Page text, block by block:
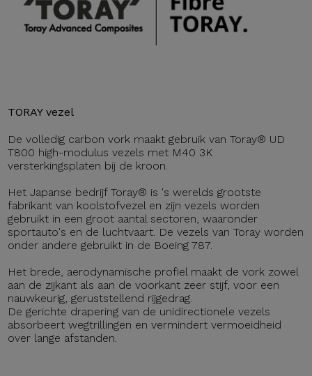
TORAY vezel
De volledig carbon vork maakt gebruik van Toray® UD
T800 high-modulus vezels met M40 3K
versterkingsplaten bij de kroon.
Het Japanse bedrijf Toray® is 's werelds grootste
fabrikant van koolstofvezel en zijn vezels worden
gebruikt in een groot aantal sectoren, waaronder
sportauto's en de luchtvaart. De vezels van Toray worden
onder andere gebruikt in de Boeing 787.
Het brede, aerodynamische profiel maakt de vork zowel
aan de zijkant als aan de voorkant zeer stijf, voor een
nauwkeurig, geruststellend rijgedrag.
De gerichte drapering van de unidirectionele vezels
absorbeert wegtrillingen en vermindert vermoeidheid
over lange afstanden.